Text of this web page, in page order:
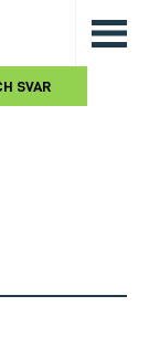
SVAR